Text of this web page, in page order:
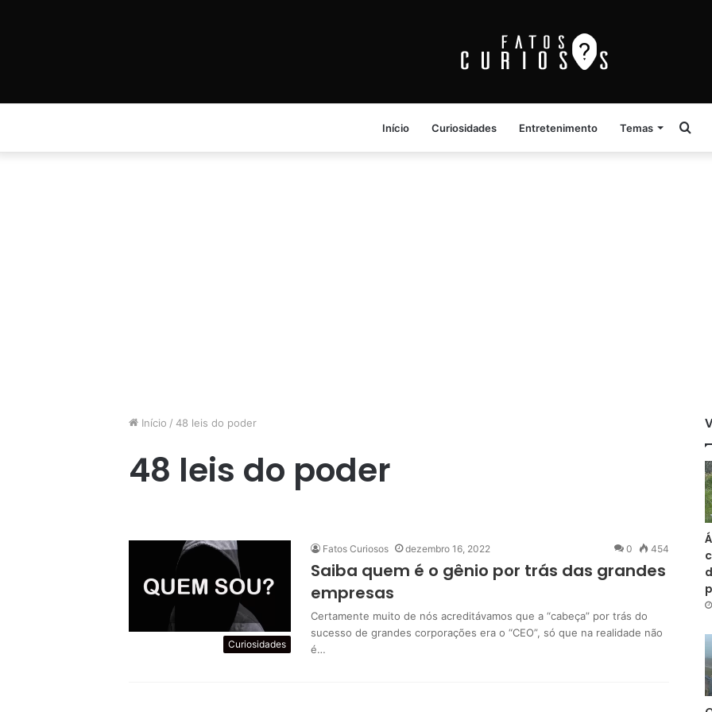
Início Curiosidades Entretenimento Temas
Início / 48 leis do poder
48 leis do poder
Curiosidades
Fatos Curiosos dezembro 16, 2022 0 454
Saiba quem é o gênio por trás das grandes
empresas
Certamente muito de nós acreditávamos que a “cabeça” por trás do
sucesso de grandes corporações era o “CEO”, só que na realidade não
é…